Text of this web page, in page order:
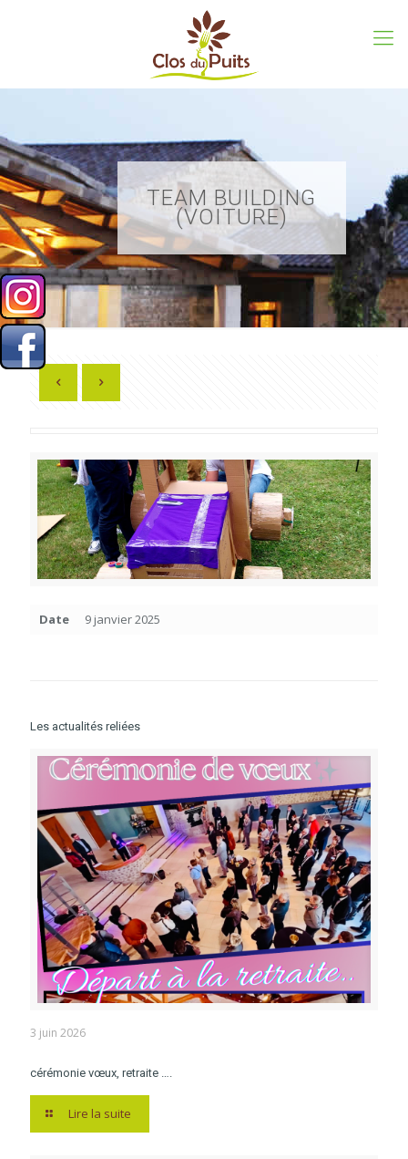
TEAM BUILDING
(VOITURE)
Date 9 janvier 2025
Les actualités reliées
3 juin 2026
cérémonie vœux, retraite ….
Lire la suite